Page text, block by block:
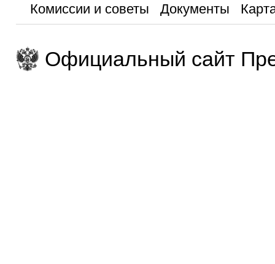
Комиссии и советы
Документы
Официальный сайт